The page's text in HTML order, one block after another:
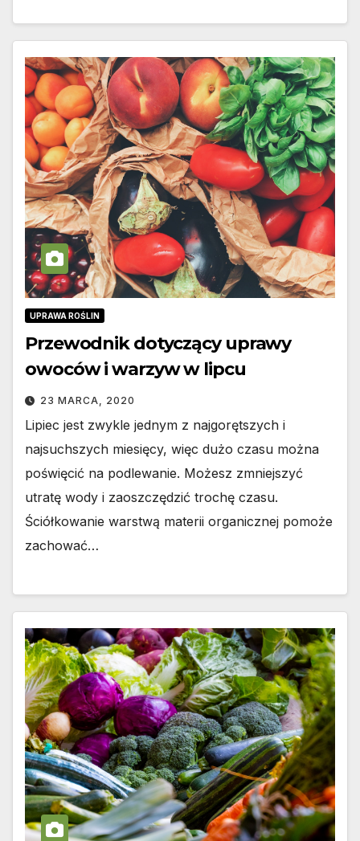
UPRAWA ROŚLIN
Przewodnik dotyczący uprawy
owoców i warzyw w lipcu
23 MARCA, 2020
Lipiec jest zwykle jednym z najgorętszych i
najsuchszych miesięcy, więc dużo czasu można
poświęcić na podlewanie. Możesz zmniejszyć
utratę wody i zaoszczędzić trochę czasu.
Ściółkowanie warstwą materii organicznej pomoże
zachować…